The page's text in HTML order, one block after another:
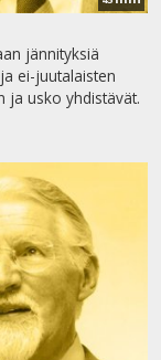
jännityksiä
ei-juutalaisten
ja usko yhdistävät.